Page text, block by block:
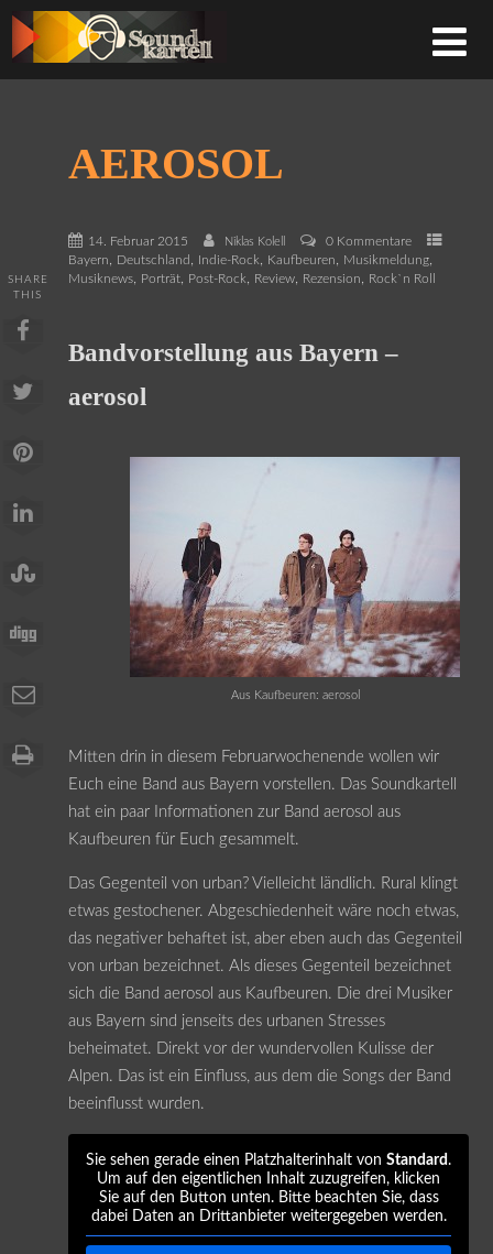
AEROSOL
14. Februar 2015 Niklas Kolell
0 Kommentare
Bayern, Deutschland , Indie-Rock, Kaufbeuren, Musikmeldung,
Musiknews, Porträt, Post-Rock, Review, Rezension, Rock`n Roll
SHARE
THIS
Bandvorstellung aus Bayern –
aerosol
Aus Kaufbeuren: aerosol
Mitten drin in diesem Februarwochenende wollen wir
Euch eine Band aus Bayern vorstellen. Das Soundkartell
hat ein paar Informationen zur Band aerosol aus
Kaufbeuren für Euch gesammelt.
Das Gegenteil von urban? Vielleicht ländlich. Rural klingt
etwas gestochener. Abgeschiedenheit wäre noch etwas,
das negativer behaftet ist, aber eben auch das Gegenteil
von urban bezeichnet. Als dieses Gegenteil bezeichnet
sich die Band aerosol aus Kaufbeuren. Die drei Musiker
aus Bayern sind jenseits des urbanen Stresses
beheimatet. Direkt vor der wundervollen Kulisse der
Alpen. Das ist ein Einfluss, aus dem die Songs der Band
beeinflusst wurden.
Sie sehen gerade einen Platzhalterinhalt von Standard .
Um auf den eigentlichen Inhalt zuzugreifen, klicken
Sie auf den Button unten. Bitte beachten Sie, dass
dabei Daten an Drittanbieter weitergegeben werden.